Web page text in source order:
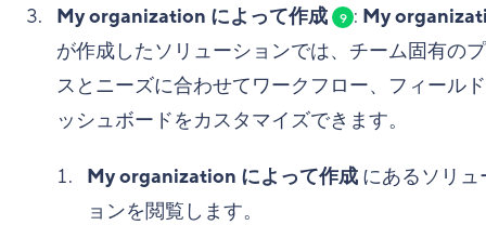
My organization によって作成 9 : My
が作成したソリューションでは、チーム固有の
スとニーズに合わせてワークフロー、フィール
ッシュボードをカスタマイズできます。
My organization によって作成 にあるソリュ
ョンを閲覧します。